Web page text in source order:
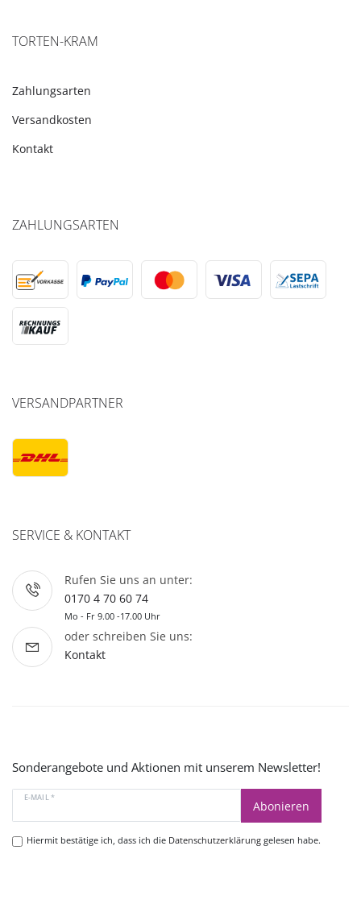
TORTEN-KRAM
Zahlungsarten
Versandkosten
Kontakt
ZAHLUNGSARTEN
VERSANDPARTNER
SERVICE & KONTAKT
Rufen Sie uns an unter:
0170 4 70 60 74
Mo - Fr 9.00 -17.00 Uhr
oder schreiben Sie uns:
Kontakt
Sonderangebote und Aktionen mit unserem Newsletter!
E-MAIL *
Abonieren
Hiermit bestätige ich, dass ich die Datenschutzerklärunggelesen habe.